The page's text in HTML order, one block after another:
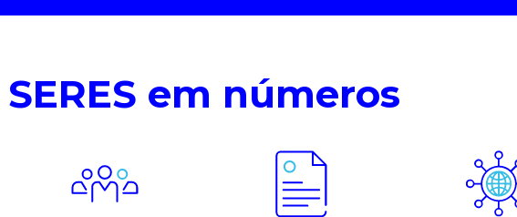
SERES em números